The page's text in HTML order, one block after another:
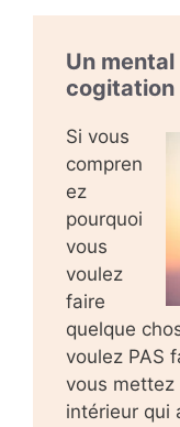
Un
cogitation
Si vous
compren
ez
pourquoi
vous
voulez
faire
quelque
voulez PAS
vous
intérieur qui